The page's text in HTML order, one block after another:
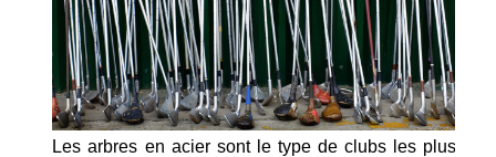
Les arbres en acier sont le type de clubs les plus